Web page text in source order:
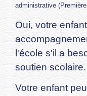
administrative
Oui, votre
l'école s'il a
soutien scolaire.
Votre enfant